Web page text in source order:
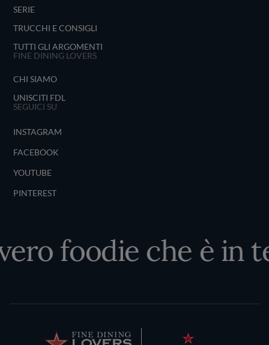
SERIE
TRUCCHI E CONSIGLI
TUTTI GLI ARGOMENTI
FINE DINING LOVERS
CHI SIAMO
UNISCITI FDL
SEGUICI SU
INSTAGRAM
FACEBOOK
YOUTUBE
PINTEREST
foodie che è in